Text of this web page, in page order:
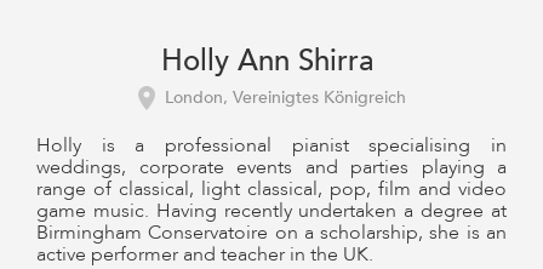
Holly Ann Shirra
London, Vereinigtes Königreich
Holly is a professional pianist specialising in
weddings, corporate events and parties playing a
range of classical, light classical, pop, film and video
game music. Having recently undertaken a degree at
Birmingham Conservatoire on a scholarship, she is an
active performer and teacher in the UK.